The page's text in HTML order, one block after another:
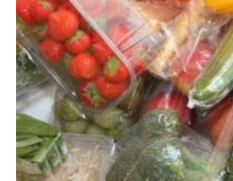
Conseil
d’État
annule
la
liste
des
fruits
et